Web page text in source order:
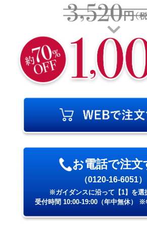
お電話で注文
（0120-16-6051）
※ガイダンスに沿って【1】を選
受付時間 10:00-19:00（年中無休） ※